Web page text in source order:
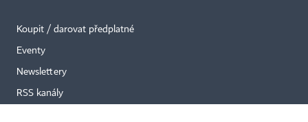
Koupit / darovat předplatné
Eventy
Newslettery
RSS kanály